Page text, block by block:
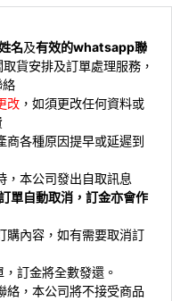
名及有效的whatsapp聯
貨安排及訂單處理服務，
絡
改 ，如須更改任何資料或
商各種原因提早或延遲到
，本公司發出自取訊息
單自動取消，訂金亦會作
購內容，如有需要取消訂
訂金將全數發還。
絡，本公司將不接受商品